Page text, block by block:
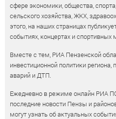
сфере экономики, общества,
сельского хозяйства, ЖКХ,
этого, на наших страницах
событиях, концертах и спортивных
Вместе с тем, РИА Пензенской
инвестиционной политики
аварий и ДТП.
Ежедневно в режиме онлайн РИА
последние новости Пензы и
могут узнать об актуальных